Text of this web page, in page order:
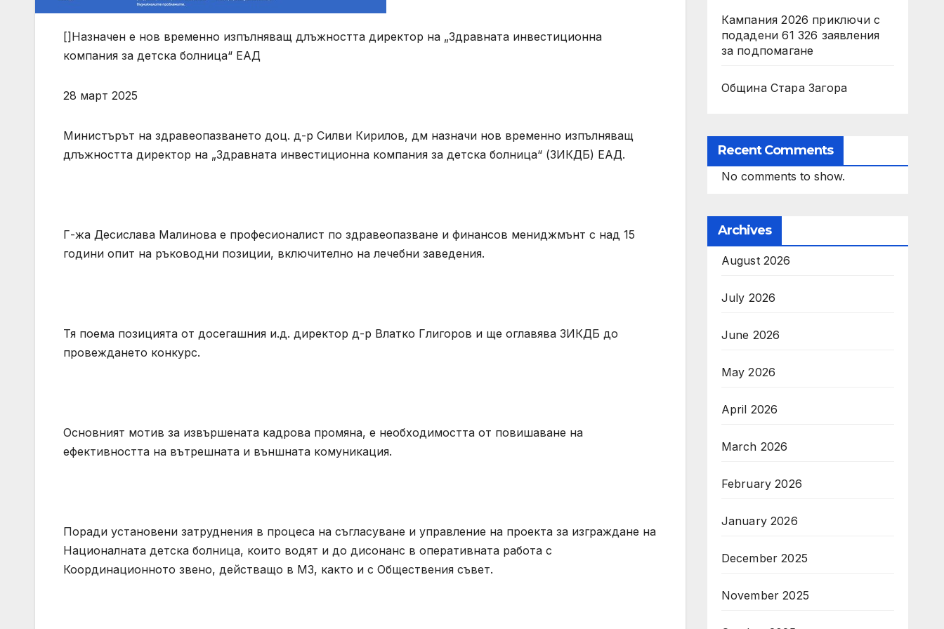
[]Назначен е нов временно изпълняващ длъжността директор на „Здравната инвестиционна
компания за детска болница“ ЕАД
28 март 2025
Министърът на здравеопазването доц. д-р Силви Кирилов, дм назначи нов временно изпълняващ
длъжността директор на „Здравната инвестиционна компания за детска болница“ (ЗИКДБ) ЕАД.
Г-жа Десислава Малинова е професионалист по здравеопазване и финансов мениджмънт с над 15
години опит на ръководни позиции, включително на лечебни заведения.
Тя поема позицията от досегашния и.д. директор д-р Влатко Глигоров и ще оглавява ЗИКДБ до
провеждането конкурс.
Основният мотив за извършената кадрова промяна, е необходимостта от повишаване на
ефективността на вътрешната и външната комуникация.
Поради установени затруднения в процеса на съгласуване и управление на проекта за изграждане на
Националната детска болница, които водят и до дисонанс в оперативната работа с
Координационното звено, действащо в МЗ, както и с Обществения съвет.
Кампания 2026 приключи с
подадени 61 326 заявления
за подпомагане
Община Стара Загора
Recent Comments
No comments to show.
Archives
August 2026
July 2026
June 2026
May 2026
April 2026
March 2026
February 2026
January 2026
December 2025
November 2025